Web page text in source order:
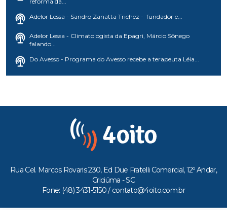
Adelor Lessa - Sandro Zanatta Trichez - fundador e...
Adelor Lessa - Climatologista da Epagri, Márcio Sônego
falando...
Do Avesso - Programa do Avesso recebe a terapeuta Léia...
Rua Cel. Marcos Rovaris 230, Ed Due Fratelli Comercial, 12º Andar,
Criciúma - SC
Fone: (48) 3431-5150 / contato@4oito.com.br